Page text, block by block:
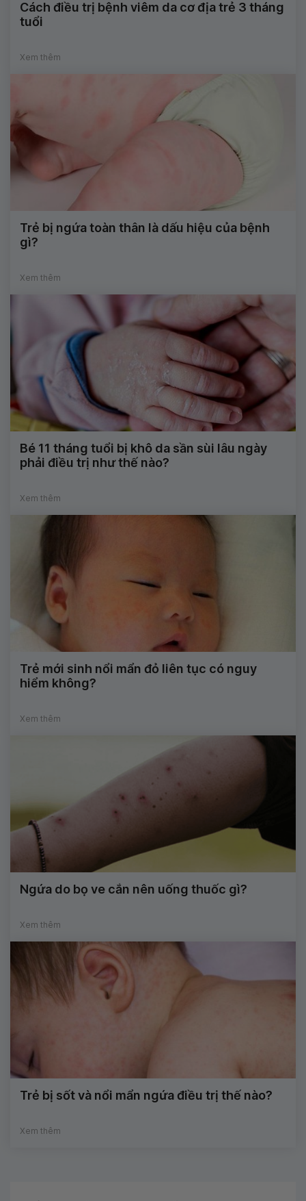
Cách điều trị bệnh viêm da cơ địa trẻ 3 tháng
tuổi
Xem thêm
Trẻ bị ngứa toàn thân là dấu hiệu của bệnh
gì?
Xem thêm
Bé 11 tháng tuổi bị khô da sần sùi lâu ngày
phải điều trị như thế nào?
Xem thêm
Trẻ mới sinh nổi mẩn đỏ liên tục có nguy
hiểm không?
Xem thêm
Ngứa do bọ ve cắn nên uống thuốc gì?
Xem thêm
Trẻ bị sốt và nổi mẩn ngứa điều trị thế nào?
Xem thêm